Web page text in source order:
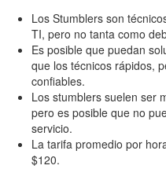
Los Stumblers son
TI, pero no tanta como
Es posible que puedan
que los técnicos rápidos,
confiables.
Los stumblers suelen ser
pero es posible que no
servicio.
La tarifa promedio por
$120.